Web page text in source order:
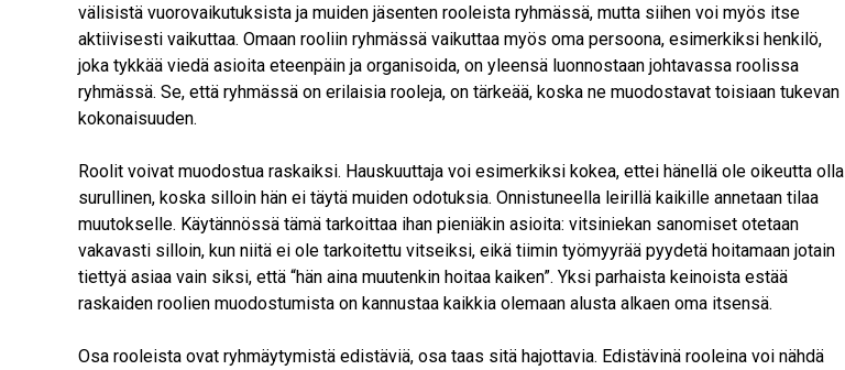
välisistä vuorovaikutuksista ja muiden jäsenten rooleista ryhmässä, mutta siihen voi myös itse
aktiivisesti vaikuttaa. Omaan rooliin ryhmässä vaikuttaa myös oma persoona, esimerkiksi henkilö,
joka tykkää viedä asioita eteenpäin ja organisoida, on yleensä luonnostaan johtavassa roolissa
ryhmässä. Se, että ryhmässä on erilaisia rooleja, on tärkeää, koska ne muodostavat toisiaan tukevan
kokonaisuuden.
Roolit voivat muodostua raskaiksi. Hauskuuttaja voi esimerkiksi kokea, ettei hänellä ole oikeutta olla
surullinen, koska silloin hän ei täytä muiden odotuksia. Onnistuneella leirillä kaikille annetaan tilaa
muutokselle. Käytännössä tämä tarkoittaa ihan pieniäkin asioita: vitsiniekan sanomiset otetaan
vakavasti silloin, kun niitä ei ole tarkoitettu vitseiksi, eikä tiimin työmyyrää pyydetä hoitamaan jotain
tiettyä asiaa vain siksi, että “hän aina muutenkin hoitaa kaiken”. Yksi parhaista keinoista estää
raskaiden roolien muodostumista on kannustaa kaikkia olemaan alusta alkaen oma itsensä.
Osa rooleista ovat ryhmäytymistä edistäviä, osa taas sitä hajottavia. Edistävinä rooleina voi nähdä